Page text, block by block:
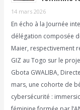
14 mars 2026
En écho à la Journée
délégation composée
Maier, respectivement
GIZ au Togo sur le
Gbota GWALIBA,
mars, une cohorte de
cybersécurité :